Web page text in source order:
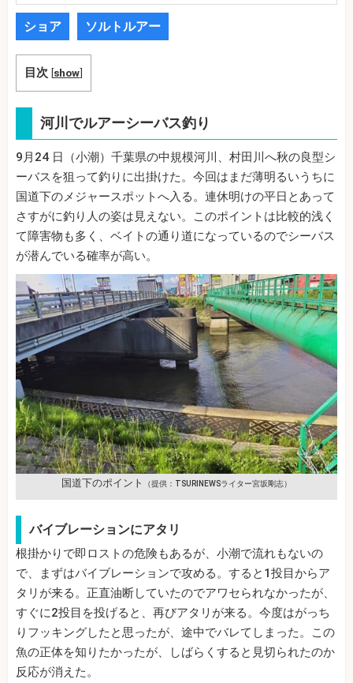
ショア ソルトルアー
目次 [show]
河川でルアーシーバス釣り
9月24 日（小潮）千葉県の中規模河川、村田川へ秋の良型シ
ーバスを狙って釣りに出掛けた。今回はまだ薄明るいうちに
国道下のメジャースポットへ入る。連休明けの平日とあって
さすがに釣り人の姿は見えない。このポイントは比較的浅く
て障害物も多く、ベイトの通り道になっているのでシーバス
が潜んでいる確率が高い。
国道下のポイント （提供：TSURINEWSライター宮坂剛志）
バイブレーションにアタリ
根掛かりで即ロストの危険もあるが、小潮で流れもないの
で、まずはバイブレーションで攻める。すると1投目からア
タリが来る。正直油断していたのでアワセられなかったが、
すぐに2投目を投げると、再びアタリが来る。今度はがっち
りフッキングしたと思ったが、途中でバレてしまった。この
魚の正体を知りたかったが、しばらくすると見切られたのか
反応が消えた。